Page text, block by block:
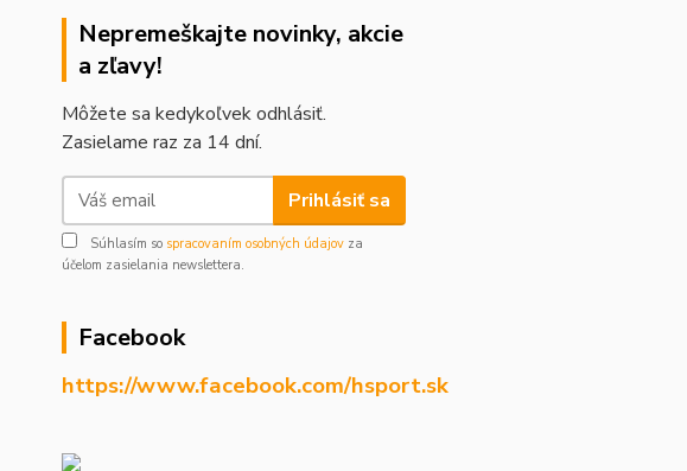
Nepremeškajte novinky, akcie
a zľavy!
Môžete sa kedykoľvek odhlásiť.
Zasielame raz za 14 dní.
Prihlásiť sa
Súhlasím so spracovaním osobných údajov za
účelom zasielania newslettera.
Facebook
https://www.facebook.com/hsport.sk